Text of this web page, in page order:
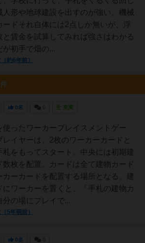
人形や地球建設を出すのが強い。機械
ードそれ自体には2点しか無いが、浮
と賃金を試算してみれば強さはわかる
が初手で畑の...
約6年前）
0名 充実
使ったワーカープレイスメントゲー
レイヤーは、2枚のワーカーカードと
札をもってスタート。中央には初期建
数枚を配置。カードは全て建物カード
カーカードを配置する場所となる。建
にワーカーを置くと、「手札の建物カ
分の場にプレイで...
5年弱前）
0名